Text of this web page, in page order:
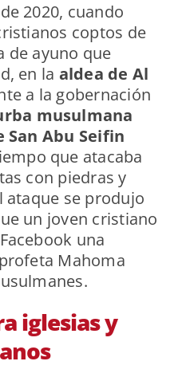
2020, cuando
coptos de
de ayuno que
en la aldea de Al
a la gobernación
musulmana
San Abu Seifin
que atacaba
con piedras y
ataque se produjo
un joven cristiano
una
Mahoma
iglesias y